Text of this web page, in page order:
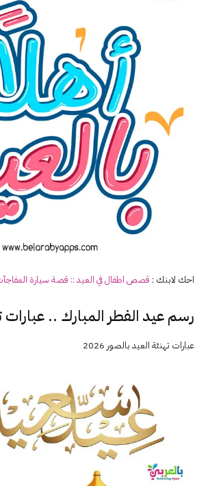
احك لابنك : قصص اطفال في العيد :: قصة سيارة
رسم عيد الفطر المبارك .. عبارات
عبارات تهنئة العيد بالصور 2026